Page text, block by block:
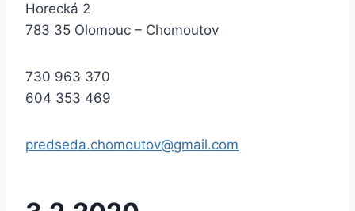
Horecká 2
783 35 Olomouc – Chomoutov
730 963 370
604 353 469
predseda.chomoutov@gmail.com